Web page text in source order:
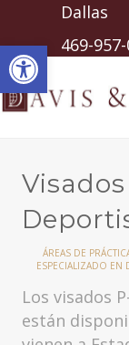
Abrir469-
Visados
ÁREAS DE
ESPECIALIZADO EN
Los visados
están